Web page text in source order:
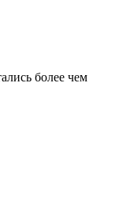
более чем